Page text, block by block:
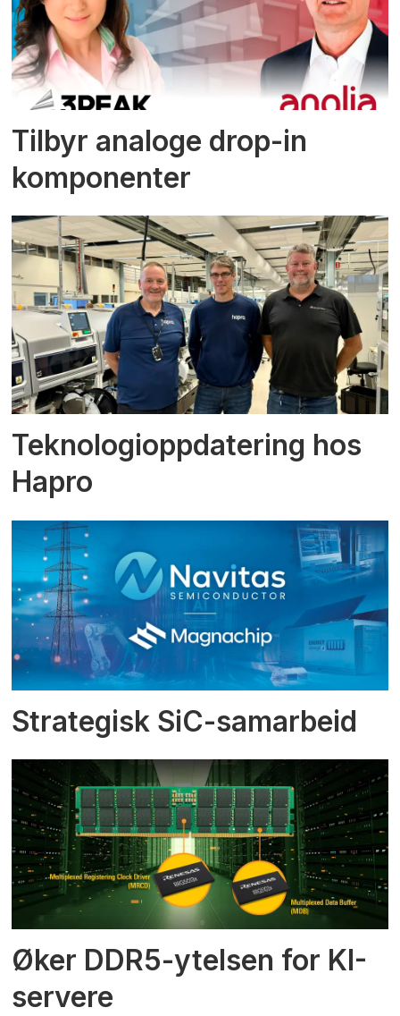
Tilbyr analoge drop-in
komponenter
Teknologioppdatering hos
Hapro
Strategisk SiC-samarbeid
Øker DDR5-ytelsen for KI-
servere